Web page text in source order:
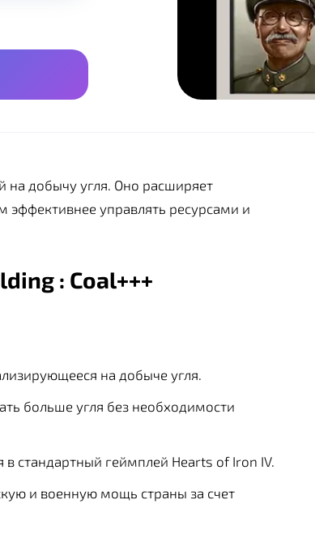
на добычу угля. Оно расширяет
управлять ресурсами и
: Coal+++
на добыче угля.
больше угля без необходимости
в стандартный геймплей Hearts of Iron IV.
и военную мощь страны за счет